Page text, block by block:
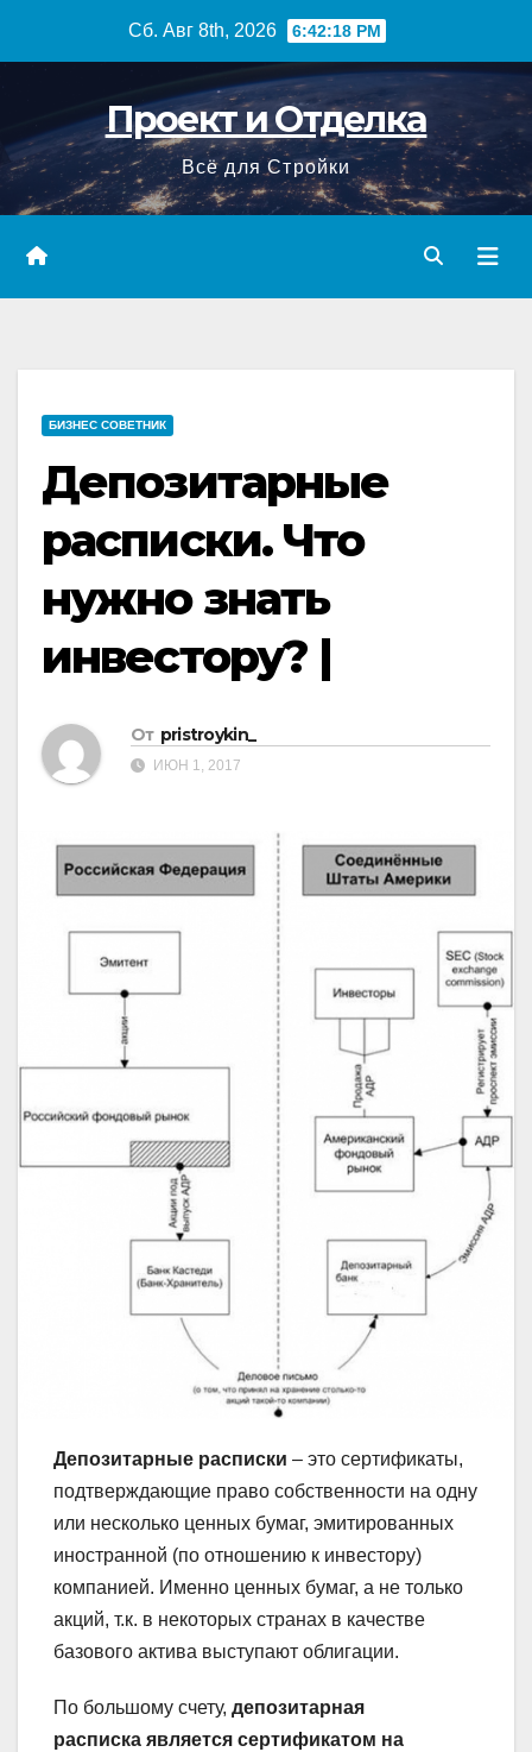
Сб. Авг 8th, 2026 6:42:19 PM
Проект и Отделка
Всё для Стройки
БИЗНЕС СОВЕТНИК
Депозитарные
расписки. Что
нужно знать
инвестору? |
От pristroykin_
ИЮН 1, 2017
Депозитарные расписки – это сертификаты,
подтверждающие право собственности на одну
или несколько ценных бумаг, эмитированных
иностранной (по отношению к инвестору)
компанией. Именно ценных бумаг, а не только
акций, т.к. в некоторых странах в качестве
базового актива выступают облигации.
По большому счету, депозитарная
расписка является сертификатом на